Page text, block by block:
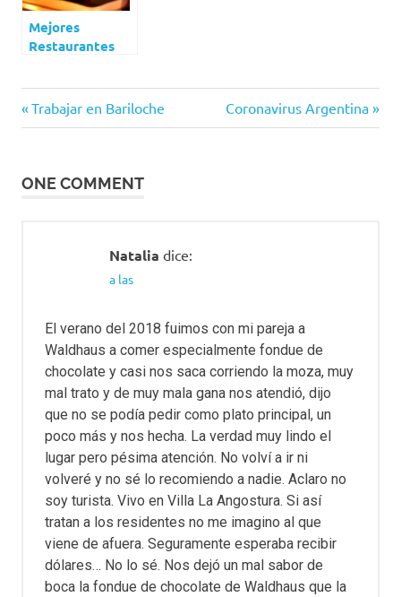
Mejores
Restaurantes
amelie
fondue
bariloche
bariloche
comida
fondue
fondue
angostura
fondue
bariloche
fondue
bariloche
restaurant
fondue
Navegación
entradas
Previous
Post:
Trabajar en Bariloche
Next
Post:
Coronavirus Argentina
ONE COMMENT
Natalia dice:
a las
El verano del 2018 fuimos con mi pareja a
Waldhaus a comer especialmente fondue de
chocolate y casi nos saca corriendo la moza, muy
mal trato y de muy mala gana nos atendió, dijo
que no se podía pedir como plato principal, un
poco más y nos hecha. La verdad muy lindo el
lugar pero pésima atención. No volví a ir ni
volveré y no sé lo recomiendo a nadie. Aclaro no
soy turista. Vivo en Villa La Angostura. Si así
tratan a los residentes no me imagino al que
viene de afuera. Seguramente esperaba recibir
dólares… No lo sé. Nos dejó un mal sabor de
boca la fondue de chocolate de Waldhaus que la